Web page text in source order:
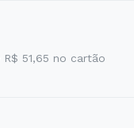
51,65 no cartão